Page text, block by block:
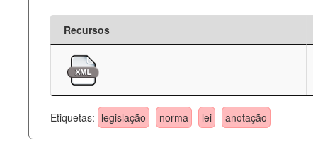
Recursos
Etiquetas: legislação norma lei anotação